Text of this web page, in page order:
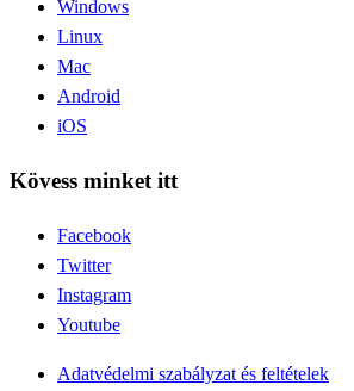
Windows
Linux
Mac
Android
iOS
Kövess minket itt
Facebook
Twitter
Instagram
Youtube
Adatvédelmi szabályzat és feltételek